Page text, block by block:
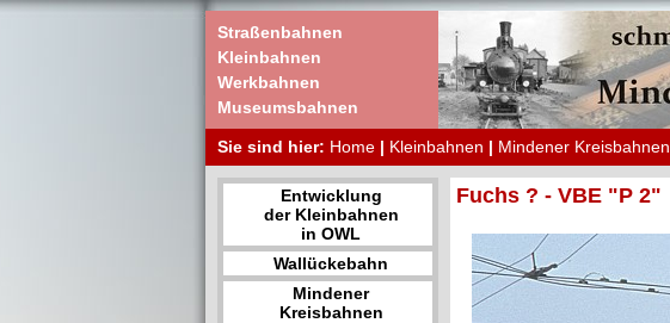
Straßenbahnen
Kleinbahnen
Werkbahnen
Museumsbahnen
Sie sind hier: Home | Kleinbahnen | Mindener Kreisbahnen
Entwicklung
der Kleinbahnen
in OWL
Wallückebahn
Mindener
Kreisbahnen
Fuchs ? - VBE "P 2"